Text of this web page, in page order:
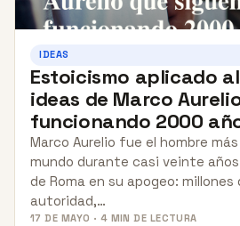
IDEAS
Estoicismo aplicado
ideas de Marco
funcionando 2000
Marco Aurelio fue el hombre
mundo durante casi veinte
de Roma en su apogeo:
autoridad,…
17 DE MAYO · 4 MIN DE LECTURA